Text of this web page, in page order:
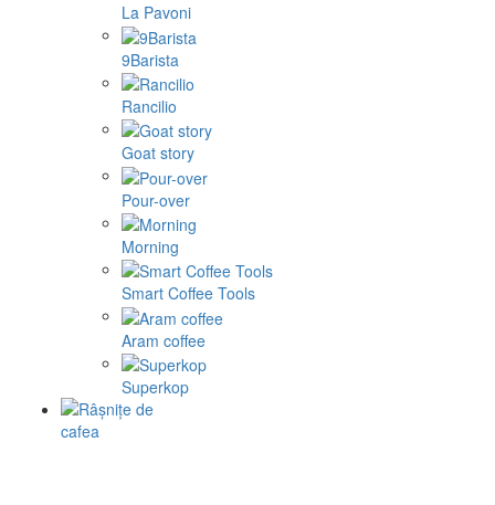
La Pavoni
9Barista
Rancilio
Goat story
Pour-over
Morning
Smart Coffee Tools
Aram coffee
Superkop